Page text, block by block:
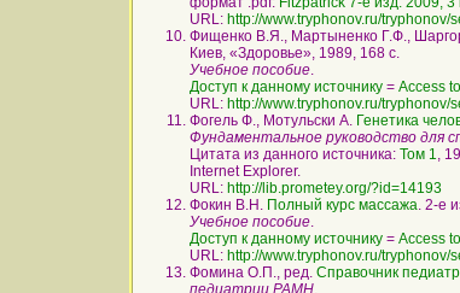
URL: http://www.tryphonov.ru/tryphonov/
Фищенко В.Я., Мартыненко Г.Ф.,
Киев, «Здоровье», 1989, 168 с.
Учебное пособие.
Доступ к данному источнику = Access
URL: http://www.tryphonov.ru/tryphonov/
Фогель Ф., Мотульски А. Генетика
Фундаментальное руководство для
Цитата из данного источника: Том 1,
Internet Explorer.
URL: http://lib.prometey.org/?id=14193
Фокин В.Н. Полный курс массажа. 2-е
Учебное пособие.
Доступ к данному источнику = Access
URL: http://www.tryphonov.ru/tryphonov/
Фомина О.П., ред. Справочник
педиатрии РАМН.